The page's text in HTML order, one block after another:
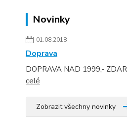
Novinky
01.08.2018
Doprava
DOPRAVA NAD 1999,-
celé
Zobrazit všechny novinky